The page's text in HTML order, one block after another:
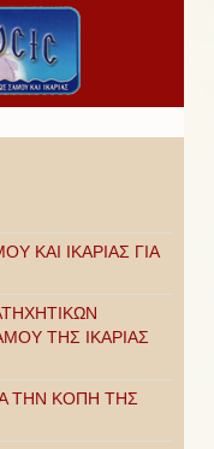
ΚΑΙ ΙΚΑΡΙΑΣ ΓΙΑ
ΤΗΣ ΙΚΑΡΙΑΣ
ΤΗΝ ΚΟΠΗ ΤΗΣ